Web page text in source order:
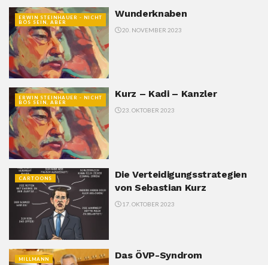
ERWIN STEINHAUER - NICHT
BÖS SEIN, ABER
Wunderknaben
20. NOVEMBER 2023
ERWIN STEINHAUER - NICHT
BÖS SEIN, ABER
Kurz – Kadi – Kanzler
23. OKTOBER 2023
CARTOONS
Die Verteidigungsstrategien
von Sebastian Kurz
17. OKTOBER 2023
MILLMANN Das ÖVP-Syndrom